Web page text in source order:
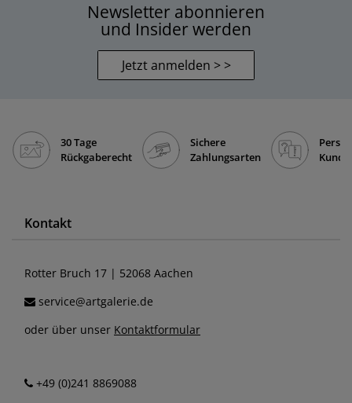
Newsletter abonnieren
und Insider werden
Jetzt anmelden > >
30 Tage
Rückgaberecht
Sichere
Zahlungsarten
Kontakt
Rotter Bruch 17 | 52068 Aachen
service@artgalerie.de
oder über unser Kontaktformular
+49 (0)241 8869088